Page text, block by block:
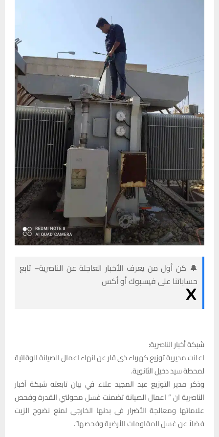
🔔 كن أول من يعرف الأخبار العاجلة عن الناصرية– تابع
حساباتنا على فيسبوك أو أكس
شبكة أخبار الناصرية:
اعلنت مديرية توزيع كهرباء ذي قار عن انهاء اعمال الصيانة الوقائية
لمحطة سيد دخيل الثانوية.
وذكر مدير التوزيع عبد المجيد علاء في بيان تابعته شبكة أخبار
الناصرية ان ” اعمال الصيانة تضمنت غسل محولتي القدرة وفحص
علاماتها ومعالجة الأضرار في بدنها الخارجي لمنع نضوح الزيت
فضلاً عن غسل المقاومات الأرضية وفحصها”.